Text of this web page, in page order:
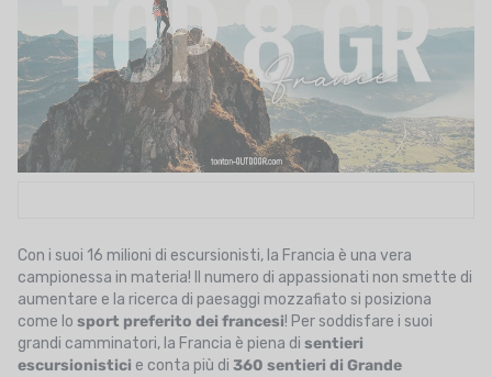
CARTA REGALO
I MIEI PREFERITI
IL BLOG DEI TONTONS
CONTATTO
Con i suoi 16 milioni di escursionisti, la Francia è una vera
campionessa in materia! Il numero di appassionati non smette di
aumentare e la ricerca di paesaggi mozzafiato si posiziona
come lo sport preferito dei francesi! Per soddisfare i suoi
grandi camminatori, la Francia è piena di sentieri
escursionistici e conta più di 360 sentieri di Grande